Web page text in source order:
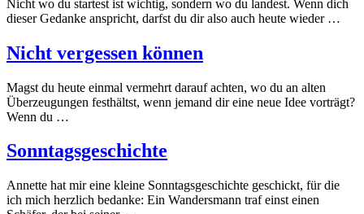
Nicht wo du startest ist wichtig, sondern wo du landest. Wenn dich
dieser Gedanke anspricht, darfst du dir also auch heute wieder …
Nicht vergessen können
Magst du heute einmal vermehrt darauf achten, wo du an alten
Überzeugungen festhältst, wenn jemand dir eine neue Idee vorträgt?
Wenn du …
Sonntagsgeschichte
Annette hat mir eine kleine Sonntagsgeschichte geschickt, für die
ich mich herzlich bedanke: Ein Wandersmann traf einst einen